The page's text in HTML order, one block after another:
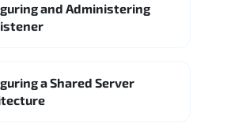
and Administering
a Shared Server